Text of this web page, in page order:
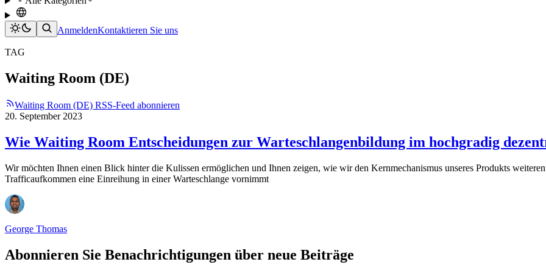
AnmeldenKontaktieren Sie uns
TAG
Waiting Room (DE)
Waiting Room (DE) RSS-Feed abonnieren
20. September 2023
Wie Waiting Room Entscheidungen zur Warteschlangenbildung im hochgradig
Wir möchten Ihnen einen Blick hinter die Kulissen ermöglichen und Ihnen zeigen, wie wir den Kernmechanismus unseres Produkts
Trafficaufkommen eine Einreihung in einer Warteschlange vornimmt
George Thomas
Abonnieren Sie Benachrichtigungen über neue Beiträge